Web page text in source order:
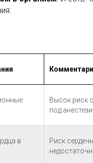
Высок риск
под
в
Риск